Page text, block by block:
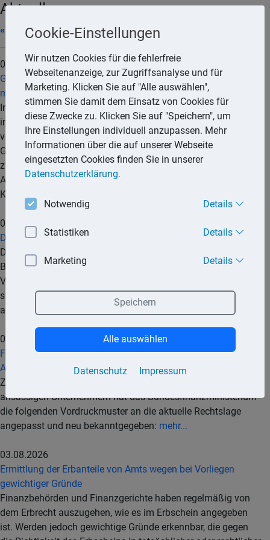
Aktuell
« 07/2026
06.08.2026
Gesetzentwurf: Internationaler Datenaustausch über Handel
mit Kryptowerten
Informationen über den Handel mit Kryptowerten sollen
international regelmäßig ausgetauscht werden. Dies sieht der
von der Bundesregierung eingebrachte Entwurf eines
Gesetzes zu der Mehrseitigen Vereinbarung vom 8. Juni 2023
zwischen den zuständigen Behörden über den automatischen
Austausch von Informationen nach dem Melderahmen für
Kryptowerte () vor.
05.08.2026
Die wichtigsten Steuern im internationalen Vergleich 2025
Das Bundesfinanzministerium (BMF) hat eine Neuauflage der
Broschüre »Die wichtigsten Steuern im internationalen
Vergleich« veröffentlicht, die einen Überblick über zentrale
steuerpolitische Indikatoren in EU- und einigen anderen
ausgewählten Industriestaaten gibt.
04.08.2026
Fragebogen zur umsatzsteuerlichen Erfassung von im
Ausland ansässigen Unternehmern
Zur umsatzsteuerlichen Erfassung von im Ausland
ansässigen Unternehmern hat das Bundesfinanzministerium
die folgenden Vordruckmuster an die aktuelle Rechtslage
angepasst und neu bekanntgegeben: mehr...
03.08.2026
Ermittlung der Erbanteile von Amts wegen bei Vorliegen
gewichtiger Gründe
Finanzbehörden und Finanzgerichte haben regelmäßig von
dem Erbrecht auszugehen, wie es im Erbschein angegeben
ist. Werden jedoch gewichtige Gründe erkennbar, die gegen
Cookie-Einstellungen
Wir nutzen Cookies für die fehlerfreie
Webseitenanzeige, zur Zugriffsanalyse und für
Marketing. Klicken Sie auf "Alle auswählen",
stimmen Sie damit dem Einsatz von Cookies für
diese Zwecke zu. Klicken Sie auf "Speichern", um
Ihre Einstellungen individuell anzupassen. Mehr
Informationen über die auf unserer Webseite
eingesetzten Cookies finden Sie in unserer
Datenschutzerklärung.
Notwendig Details
Statistiken Details
Marketing Details
Datenschutz Impressum
Speichern
Alle auswählen